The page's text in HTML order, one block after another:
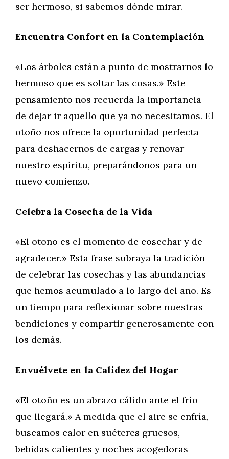
ser hermoso, si sabemos dónde mirar.
Encuentra Confort en la Contemplación
«Los árboles están a punto de mostrarnos lo
hermoso que es soltar las cosas.» Este
pensamiento nos recuerda la importancia
de dejar ir aquello que ya no necesitamos. El
otoño nos ofrece la oportunidad perfecta
para deshacernos de cargas y renovar
nuestro espíritu, preparándonos para un
nuevo comienzo.
Celebra la Cosecha de la Vida
«El otoño es el momento de cosechar y de
agradecer.» Esta frase subraya la tradición
de celebrar las cosechas y las abundancias
que hemos acumulado a lo largo del año. Es
un tiempo para reflexionar sobre nuestras
bendiciones y compartir generosamente con
los demás.
Envuélvete en la Calidez del Hogar
«El otoño es un abrazo cálido ante el frío
que llegará.» A medida que el aire se enfría,
buscamos calor en suéteres gruesos,
bebidas calientes y noches acogedoras